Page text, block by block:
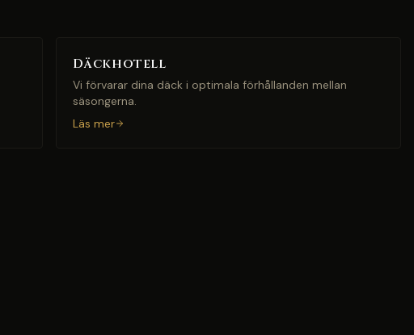
Däckhotell
Vi förvarar dina däck i optimala förhållanden mellan
säsongerna.
Läs mer